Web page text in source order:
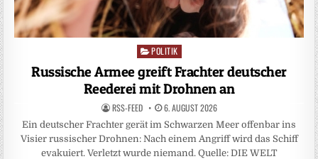
Posted
POLITIK
Russische Armee greift Frachter deutscher
Reederei mit Drohnen an
RSS-FEED 6. AUGUST 2026
Ein deutscher Frachter gerät im Schwarzen Meer offenbar ins
Visier russischer Drohnen: Nach einem Angriff wird das Schiff
evakuiert. Verletzt wurde niemand. Quelle: DIE WELT